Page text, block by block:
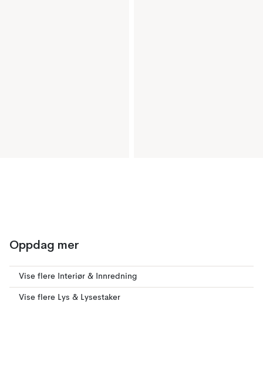
Oppdag mer
Vise flere Interiør & Innredning
Vise flere Lys & Lysestaker